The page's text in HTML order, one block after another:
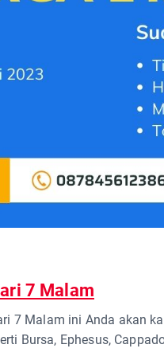
7 Malam
7 Malam ini Anda akan
Bursa, Ephesus,